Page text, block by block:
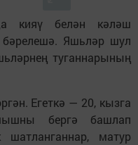
кияү белән кәләш
Яшьләр шул
туганнарының
Егеткә — 20, кызга
бергә башлап
матур